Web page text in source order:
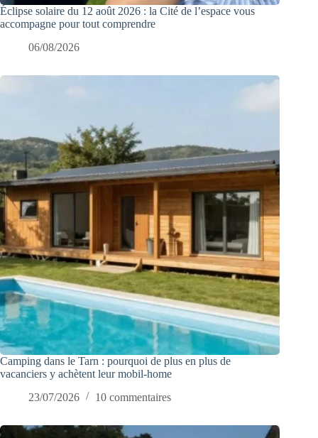
Éclipse solaire du 12 août 2026 : la Cité de l’espace vous
accompagne pour tout comprendre
06/08/2026
Camping dans le Tarn : pourquoi de plus en plus de
vacanciers y achètent leur mobil-home
23/07/2026
10 commentaires